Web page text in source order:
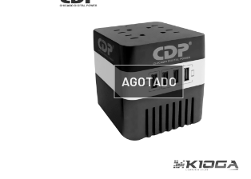
AGOTADO